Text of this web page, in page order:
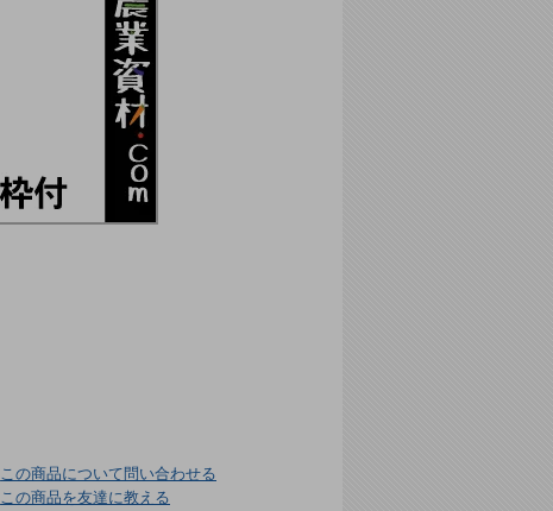
この商品について問い合わせる
この商品を友達に教える